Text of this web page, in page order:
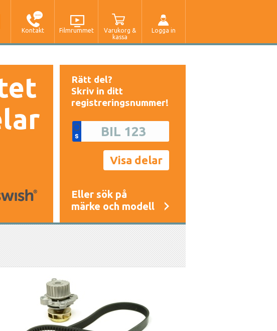
Kontakt Filmrummet
Varukorg &
kassa
Logga in
Rätt del?
Skriv in ditt
registreringsnummer!
Eller sök på
märke och modell